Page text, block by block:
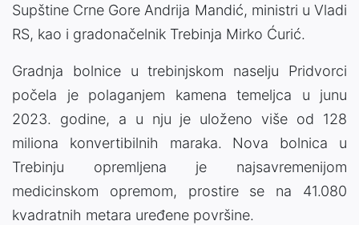
Supštine Crne Gore Andrija Mandić, ministri u Vladi
RS, kao i gradonačelnik Trebinja Mirko Ćurić.
Gradnja bolnice u trebinjskom naselju Pridvorci
počela je polaganjem kamena temeljca u junu
2023. godine, a u nju je uloženo više od 128
miliona konvertibilnih maraka. Nova bolnica u
Trebinju opremljena je najsavremenijom
medicinskom opremom, prostire se na 41.080
kvadratnih metara uređene površine.